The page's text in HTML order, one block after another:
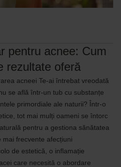
pentru acnee: Cum
rezultate oferă
acneei Te-ai întrebat vreodată
se află într-un tub cu substanțe
primordiale ale naturii? Într-o
tot mai mulți oameni se întorc
pentru a gestiona sănătatea
mai frecvente afecțiuni
de estetică, o inflamație
care necesită o abordare